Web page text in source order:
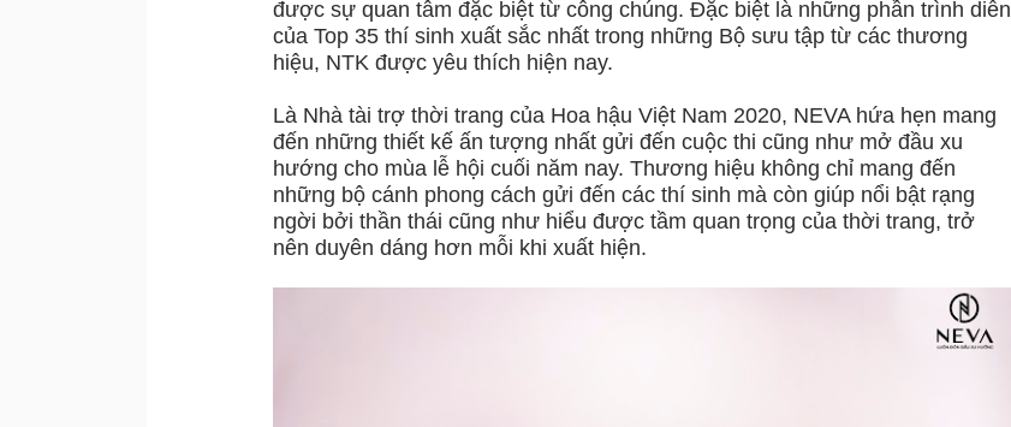
được sự quan tâm đặc biệt từ công chúng. Đặc biệt là những phần trình diễn
của Top 35 thí sinh xuất sắc nhất trong những Bộ sưu tập từ các thương
hiệu, NTK được yêu thích hiện nay.
Là Nhà tài trợ thời trang của Hoa hậu Việt Nam 2020, NEVA hứa hẹn mang
đến những thiết kế ấn tượng nhất gửi đến cuộc thi cũng như mở đầu xu
hướng cho mùa lễ hội cuối năm nay. Thương hiệu không chỉ mang đến
những bộ cánh phong cách gửi đến các thí sinh mà còn giúp nổi bật rạng
ngời bởi thần thái cũng như hiểu được tầm quan trọng của thời trang, trở
nên duyên dáng hơn mỗi khi xuất hiện.